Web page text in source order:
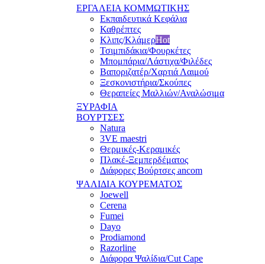
ΕΡΓΑΛΕΙΑ ΚΟΜΜΩΤΙΚΗΣ
Εκπαιδευτικά Κεφάλια
Καθρέπτες
Κλιπς/ΚλάμερHot
Τσιμπιδάκια/Φουρκέτες
Μπομπάρια/Λάστιχα/Φιλέδες
Βαποριζατέρ/Χαρτιά Λαιμού
Ξεσκονιστήρια/Σκούπες
Θεραπείες Μαλλιών/Αναλώσιμα
ΞΥΡΑΦΙΑ
ΒΟΥΡΤΣΕΣ
Natura
3VE maestri
Θερμικές-Κεραμικές
Πλακέ-Ξεμπερδέματος
Διάφορες Βούρτσες ancom
ΨΑΛΙΔΙΑ ΚΟΥΡΕΜΑΤΟΣ
Joewell
Cerena
Fumei
Dayo
Prodiamond
Razorline
Διάφορα Ψαλίδια/Cut Cape